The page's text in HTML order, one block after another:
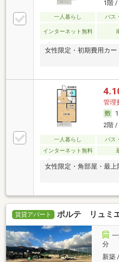
1階 /
一人暮らし バス
インターネット無料
女性限定・初期費用カー
管理
2階 /
一人暮らし バス
インターネット無料
女性限定・角部屋・最
賃貸アパート ポルテ リュミ
分
新築